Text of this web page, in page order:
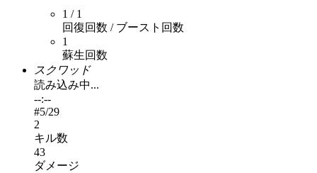
1 / 1
回復回数 / ブースト回数
1
蘇生回数
スクワッド
読み込み中...
--:--
#5/29
2
キル数
43
ダメージ